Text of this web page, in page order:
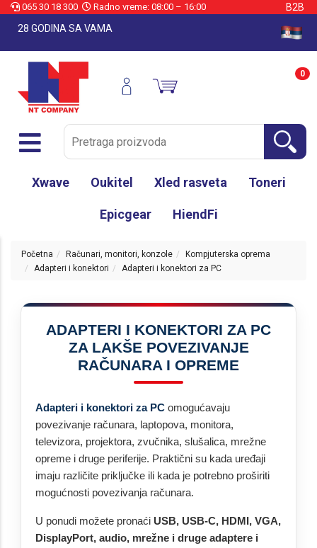
065 30 18 300 Radno vreme: 08:00 – 16:00
B2B
28 GODINA SA VAMA
Xwave Oukitel Xled rasveta Toneri
Epicgear HiendFi
0
Početna Računari, monitori, konzole
Kompjuterska oprema
Adapteri i konektori
Adapteri i konektori za PC
ADAPTERI I KONEKTORI ZA PC
ZA LAKŠE POVEZIVANJE
RAČUNARA I OPREME
Adapteri i konektori za PC omogućavaju
povezivanje računara, laptopova, monitora,
televizora, projektora, zvučnika, slušalica, mrežne
opreme i druge periferije. Praktični su kada uređaji
imaju različite priključke ili kada je potrebno proširiti
mogućnosti povezivanja računara.
U ponudi možete pronaći USB, USB-C, HDMI, VGA,
DisplayPort, audio, mrežne i druge adaptere i